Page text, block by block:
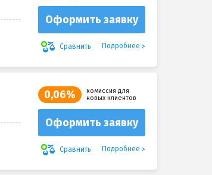
Оформить заявку
Сравнить Подробнее
0,06%
комиссия для
новых клиентов
Оформить заявку
Сравнить Подробнее